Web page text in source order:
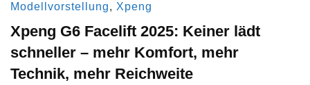
Modellvorstellung, Xpeng
Xpeng G6 Facelift 2025: Keiner lädt
schneller – mehr Komfort, mehr
Technik, mehr Reichweite